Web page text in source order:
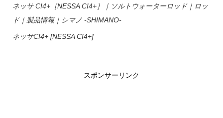
ネッサ CI4+［NESSA CI4+］｜ソルトウォーターロッド｜ロッ
ド｜製品情報｜シマノ -SHIMANO-
ネッサCI4+ [NESSA CI4+]
スポンサーリンク